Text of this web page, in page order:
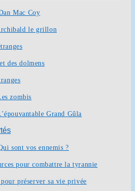
Mac Coy
le grillon
des dolmens
zombis
Grand Gûla
sont vos ennemis ?
pour combattre la tyrannie
préserver sa vie privée